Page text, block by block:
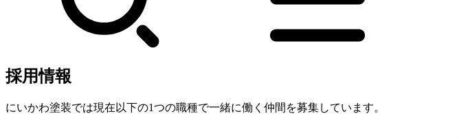
採用情報
にいかわ塗装では現在以下の1つの職種で一緒に働く仲間を募集しています。